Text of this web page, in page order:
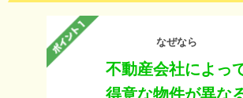
なぜなら
不動産会社によっ
得意な物件が異な